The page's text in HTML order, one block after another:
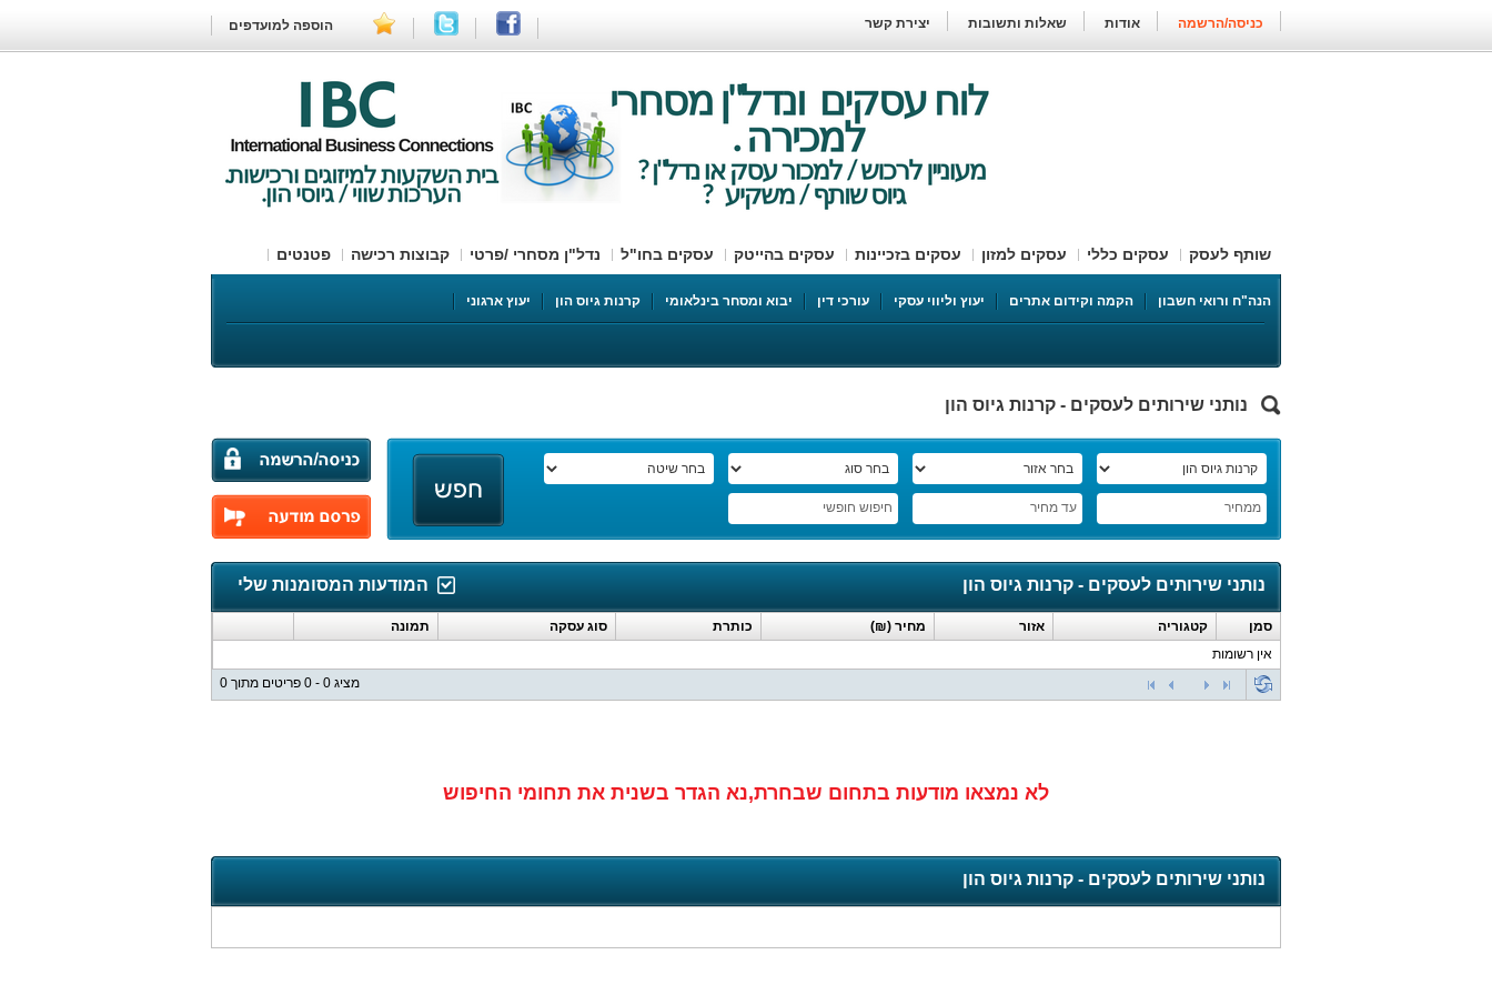
הוספה למועדפים כניסה/הרשמה אודות שאלות ותשובות יצירת קשר
שותף לעסק עסקים כללי עסקים למזון עסקים בזכיינות עסקים בהייטק עסקים בחו"ל נדל"ן מסחרי /פרטי קבוצות רכישה פטנטים
סטוקים למכירה English ספקי שירות דרושים עובדים הנה"ח ורואי חשבון הקמה וקידום אתרים יעוץ וליווי עסקי עורכי דין יבוא ומסחר בינלאומי קרנות גיוס הון יעוץ ארגוני
נותני שירותים לעסקים - קרנות גיוס הון
ממחיר עד מחיר חיפוש חופשי
נותני שירותים לעסקים - קרנות גיוס הון המודעות המסומנות שלי
סמן קטגוריה אזור מחיר (₪) כותרת סוג עסקה
תמונה
אין רשומות
מציג 0 - 0 פריטים מתוך 0
לא נמצאו מודעות בתחום שבחרת,נא הגדר בשנית את תחומי החיפוש
נותני שירותים לעסקים - קרנות גיוס הון